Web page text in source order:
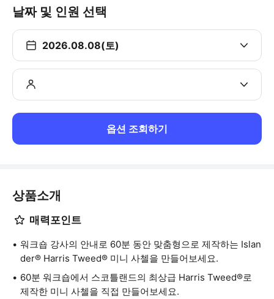
날짜 및 인원 선택
2026.08.08(토)
옵션 조회하기
상품소개
매력포인트
워크숍 강사의 안내로 60분 동안 맞춤형으로 제작하는 Islan
der® Harris Tweed® 미니 사첼을 만들어보세요.
60분 워크숍에서 스코틀랜드의 최상급 Harris Tweed®로
제작한 미니 사첼을 직접 만들어보세요.